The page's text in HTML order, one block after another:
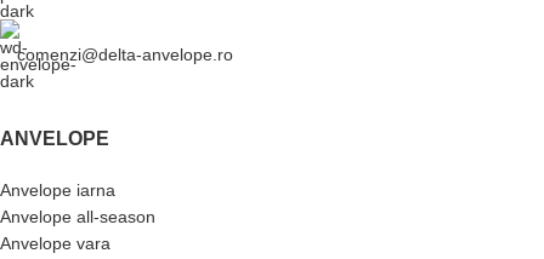
comenzi@delta-anvelope.ro
ANVELOPE
Anvelope iarna
Anvelope all-season
Anvelope vara